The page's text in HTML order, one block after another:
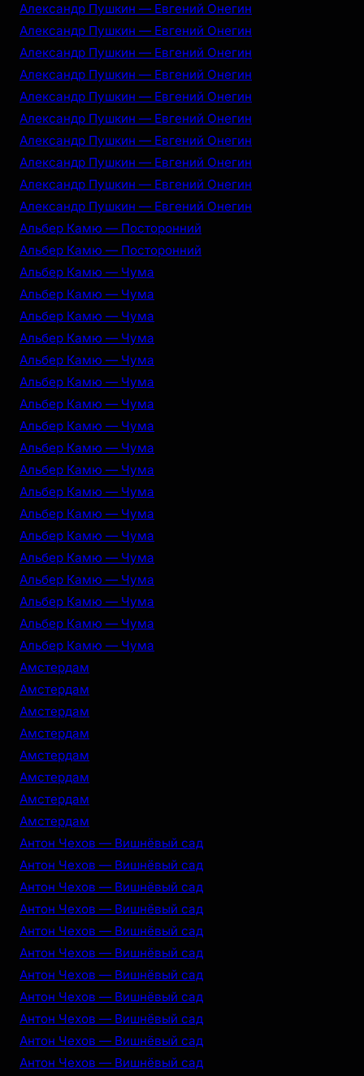
Александр Пушкин — Евгений Онегин
Александр Пушкин — Евгений Онегин
Александр Пушкин — Евгений Онегин
Александр Пушкин — Евгений Онегин
Александр Пушкин — Евгений Онегин
Александр Пушкин — Евгений Онегин
Александр Пушкин — Евгений Онегин
Александр Пушкин — Евгений Онегин
Александр Пушкин — Евгений Онегин
Александр Пушкин — Евгений Онегин
Альбер Камю — Посторонний
Альбер Камю — Посторонний
Альбер Камю — Чума
Альбер Камю — Чума
Альбер Камю — Чума
Альбер Камю — Чума
Альбер Камю — Чума
Альбер Камю — Чума
Альбер Камю — Чума
Альбер Камю — Чума
Альбер Камю — Чума
Альбер Камю — Чума
Альбер Камю — Чума
Альбер Камю — Чума
Альбер Камю — Чума
Альбер Камю — Чума
Альбер Камю — Чума
Альбер Камю — Чума
Альбер Камю — Чума
Альбер Камю — Чума
Амстердам
Амстердам
Амстердам
Амстердам
Амстердам
Амстердам
Амстердам
Амстердам
Антон Чехов — Вишнёвый сад
Антон Чехов — Вишнёвый сад
Антон Чехов — Вишнёвый сад
Антон Чехов — Вишнёвый сад
Антон Чехов — Вишнёвый сад
Антон Чехов — Вишнёвый сад
Антон Чехов — Вишнёвый сад
Антон Чехов — Вишнёвый сад
Антон Чехов — Вишнёвый сад
Антон Чехов — Вишнёвый сад
Антон Чехов — Вишнёвый сад